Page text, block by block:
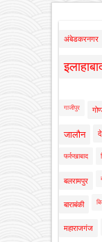
अंबेडकरनगर
गाजीपुर
जालौन
फर्रुखाबाद
बलरामपुर
बाराबंकी
महाराजगंज